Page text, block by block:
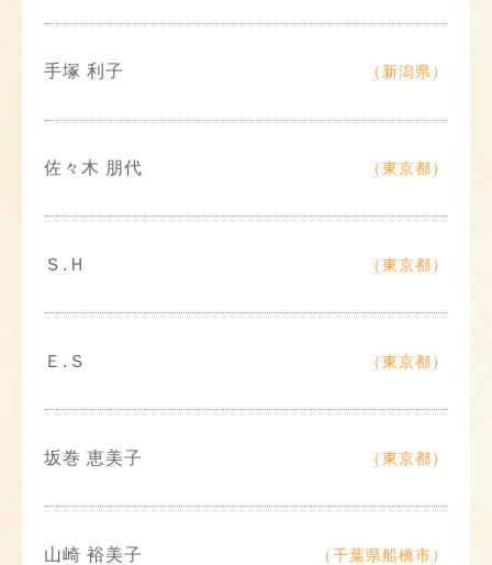
手塚 利子 （新潟県）
佐々木 朋代 （東京都）
Ｓ.Ｈ （東京都）
Ｅ.Ｓ （東京都）
坂巻 恵美子 （東京都）
山崎 裕美子 （千葉県船橋市）